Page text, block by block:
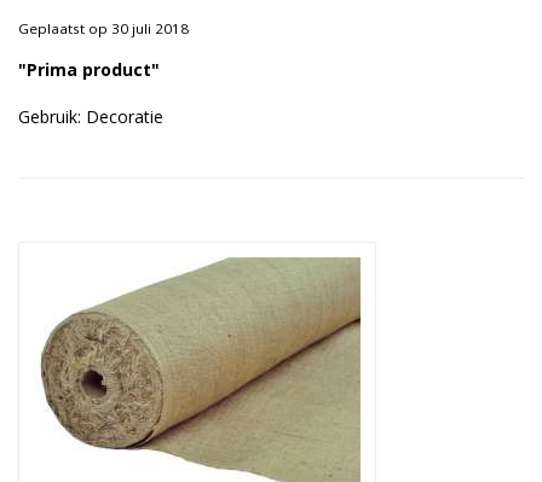
Verhuismaterialen
Duurzame verpakkingen
Bedrukte verpakkingen
Geplaatst op 30 juli 2018
"Prima product"
Gebruik: Decoratie